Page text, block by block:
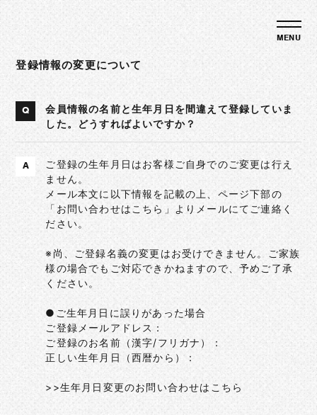
登録情報の変更について
Q
会員情報の名前と生年月日を間違えて登録していま
した。どうすればよいですか？
A
ご登録の生年月日はお客様ご自身でのご変更は行え
ません。
メール本文に以下情報を記載の上、ページ下部の
「お問い合わせはこちら」よりメールにてご連絡く
ださい。
※尚、ご登録名義の変更はお受けできません。ご家族
様の場合でもご対応できかねますので、予めご了承
ください。
●ご生年月日に誤りがあった場合
ご登録メールアドレス：
ご登録のお名前（漢字/フリガナ）：
正しい生年月日（西暦から）：
>>生年月日変更のお問い合わせはこちら